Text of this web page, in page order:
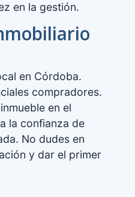
en la gestión.
en Córdoba.
compradores.
en el
la confianza de
No dudes en
y dar el primer